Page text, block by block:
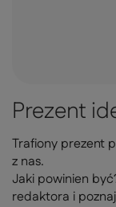
Prezent
Trafiony prezent
z nas.
Jaki powinien
redaktora i